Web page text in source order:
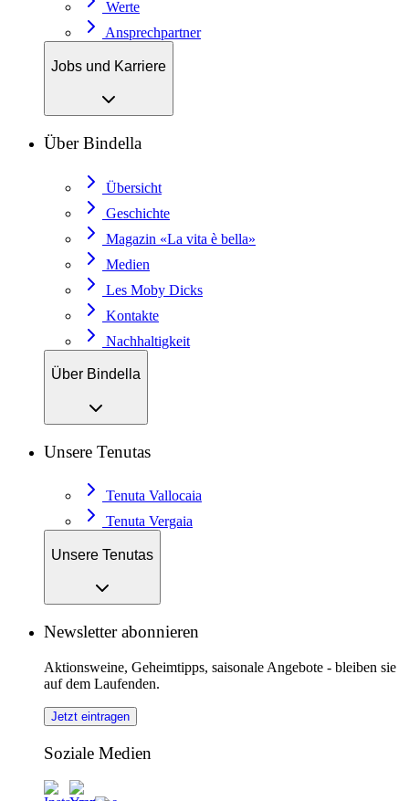
Werte
Ansprechpartner
Jobs und Karriere
Über Bindella
Übersicht
Geschichte
Magazin «La vita è bella»
Medien
Les Moby Dicks
Kontakte
Nachhaltigkeit
Über Bindella
Unsere Tenutas
Tenuta Vallocaia
Tenuta Vergaia
Unsere Tenutas
Newsletter abonnieren
Aktionsweine, Geheimtipps, saisonale Angebote - bleiben sie
auf dem Laufenden.
Jetzt eintragen
Soziale Medien